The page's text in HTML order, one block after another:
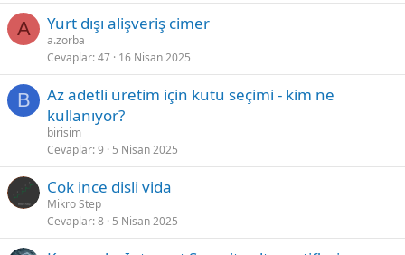
A Yurt dışı alişveriş cimer
a.zorba
Cevaplar 47 16 Nisan 2025
B
Az adetli üretim için kutu seçimi - kim ne
kullanıyor?
birisim
Cevaplar 9 5 Nisan 2025
Cok ince disli vida
Mikro Step
Cevaplar 8 5 Nisan 2025